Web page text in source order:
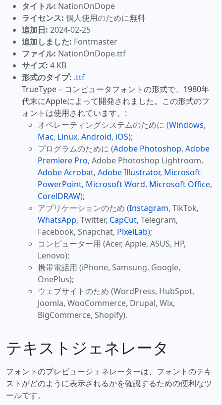
タイトル: NationOnDope
ライセンス: 個人使用のために無料
追加日: 2024-02-25
追加しました: Fontmaster
ファイル: NationOnDope.ttf
サイズ: 4 KB
形式のタイプ: .ttf
TrueType – コンピュータフォントの形式で、1980年
代末にAppleによって開発されました。この形式のフ
ォントは使用されています。:
オペレーティングシステムのために (Windows,
Mac, Linux, Android, iOS);
プログラムのために (Adobe Photoshop, Adobe
Premiere Pro, Adobe Photoshop Lightroom,
Adobe Acrobat, Adobe Illustrator, Microsoft
PowerPoint, Microsoft Word, Microsoft Office,
CorelDRAW);
アプリケーションのため (Instagram, TikTok,
WhatsApp, Twitter, CapCut, Telegram,
Facebook, Snapchat, PixelLab);
コンピューター用 (Acer, Apple, ASUS, HP,
Lenovo);
携帯電話用 (iPhone, Samsung, Google,
OnePlus);
ウェブサイトのため (WordPress, HubSpot,
Joomla, WooCommerce, Drupal, Wix,
BigCommerce, Shopify).
テキストジェネレータ
フォントのプレビュージェネレーターは、フォントのテキ
ストがどのように表示されるかを確認するための便利なツ
ールです。